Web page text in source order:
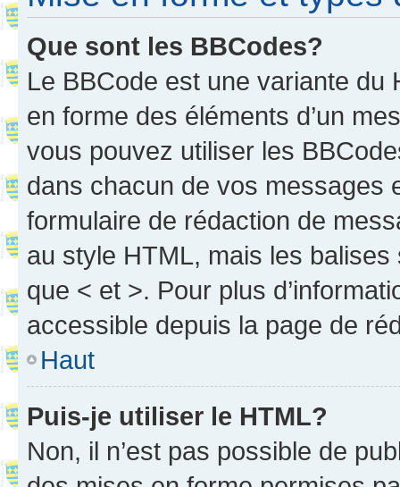
Que sont les BBCodes?
Le BBCode est une variante du
en forme des éléments d’un
vous pouvez utiliser les
dans chacun de vos messages
formulaire de rédaction de
au style HTML, mais les
que < et >. Pour plus
accessible depuis la page de
Haut
Puis-je utiliser le HTML?
Non, il n’est pas possible de